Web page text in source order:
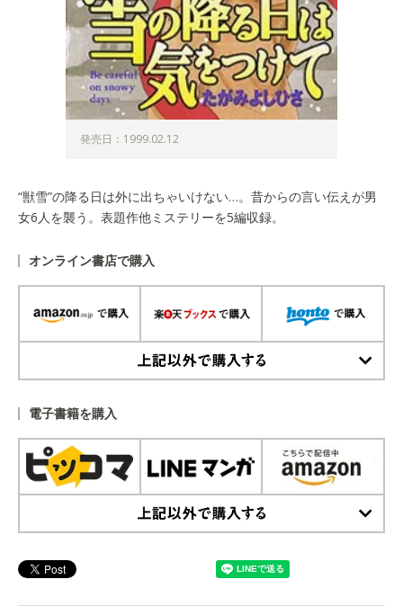
発売日：1999.02.12
“獣雪”の降る日は外に出ちゃいけない…。昔からの言い伝えが男
女6人を襲う。表題作他ミステリーを5編収録。
オンライン書店で購入
電子書籍を購入